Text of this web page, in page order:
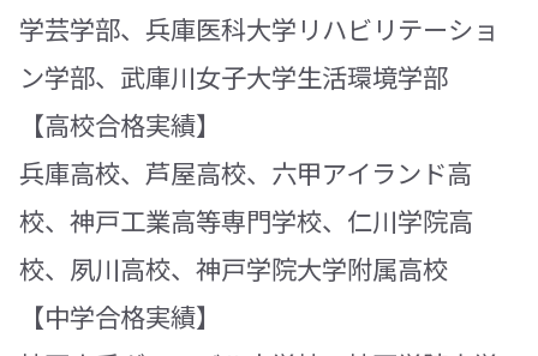
学芸学部、兵庫医科大学リハビリテーショ
ン学部、武庫川女子大学生活環境学部
【高校合格実績】
兵庫高校、芦屋高校、六甲アイランド高
校、神戸工業高等専門学校、仁川学院高
校、夙川高校、神戸学院大学附属高校
【中学合格実績】